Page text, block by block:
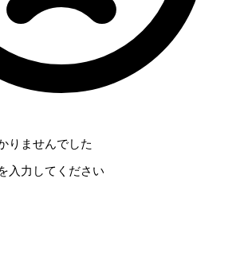
りませんでした
入力してください